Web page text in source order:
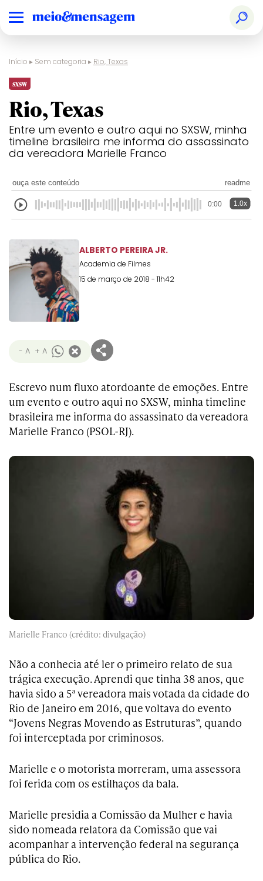
Início ▸ Sem categoria ▸ Rio, Texas
sxsw
Rio, Texas
Entre um evento e outro aqui no SXSW, minha
timeline brasileira me informa do assassinato
da vereadora Marielle Franco
ouça este conteúdo readme
0:00 1.0x
ALBERTO PEREIRA JR.
Academia de Filmes
15 de março de 2018 - 11h42
- A + A
Escrevo num fluxo atordoante de emoções. Entre
um evento e outro aqui no SXSW, minha timeline
brasileira me informa do assassinato da vereadora
Marielle Franco (PSOL-RJ).
Marielle Franco (crédito: divulgação)
Não a conhecia até ler o primeiro relato de sua
trágica execução. Aprendi que tinha 38 anos, que
havia sido a 5ª vereadora mais votada da cidade do
Rio de Janeiro em 2016, que voltava do evento
“Jovens Negras Movendo as Estruturas”, quando
foi interceptada por criminosos.
Marielle e o motorista morreram, uma assessora
foi ferida com os estilhaços da bala.
Marielle presidia a Comissão da Mulher e havia
sido nomeada relatora da Comissão que vai
acompanhar a intervenção federal na segurança
pública do Rio.